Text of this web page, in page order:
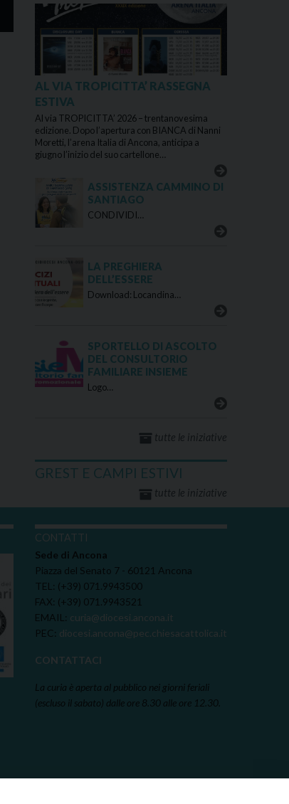
AL VIA TROPICITTA’ RASSEGNA
ESTIVA
Al via TROPICITTA’ 2026 – trentanovesima
edizione. Dopo l’apertura con BIANCA di Nanni
Moretti, l’arena Italia di Ancona, anticipa a
giugno l’inizio del suo cartellone…
ASSISTENZA CAMMINO DI
SANTIAGO
CONDIVIDI…
LA PREGHIERA
DELL’ESSERE
Download: Locandina…
SPORTELLO DI ASCOLTO
DEL CONSULTORIO
FAMILIARE INSIEME
Logo…
tutte le iniziative
GREST E CAMPI ESTIVI
tutte le iniziative
CONTATTI
Sede di Ancona
Piazza del Senato 7 - 60121 Ancona
TEL: (+39) 071.9943500
FAX: (+39) 071.9943521
EMAIL: curia@diocesi.ancona.it
PEC: diocesi.ancona@pec.chiesacattolica.it
CONTATTACI
La curia è aperta al pubblico nei giorni feriali
(escluso il sabato) dalle ore 8.30 alle ore 12.30.